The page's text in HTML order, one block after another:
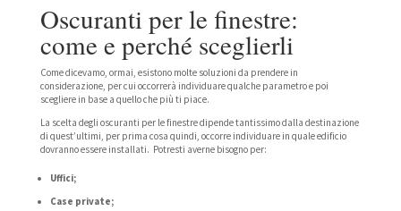
Oscuranti per le finestre:
come e perché sceglierli
Come dicevamo, ormai, esistono molte soluzioni da prendere in
considerazione, per cui occorrerà individuare qualche parametro e poi
scegliere in base a quello che più ti piace.
La scelta degli oscuranti per le finestre dipende tantissimo dalla destinazione
di quest’ultimi, per prima cosa quindi, occorre individuare in quale edificio
dovranno essere installati. Potresti averne bisogno per:
Uffici;
Case private;